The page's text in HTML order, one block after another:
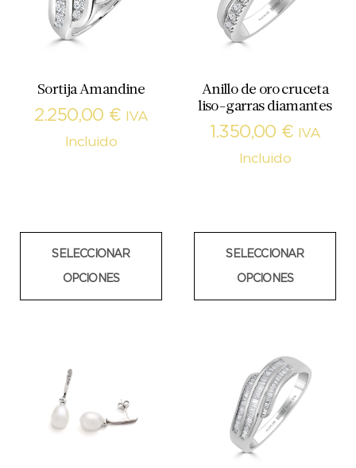
Sortija Amandine
2.250,00 €
IVA
Incluido
SELECCIONAR
OPCIONES
Anillo de oro cruceta
liso-garras diamantes
1.350,00 €
IVA
Incluido
SELECCIONAR
OPCIONES